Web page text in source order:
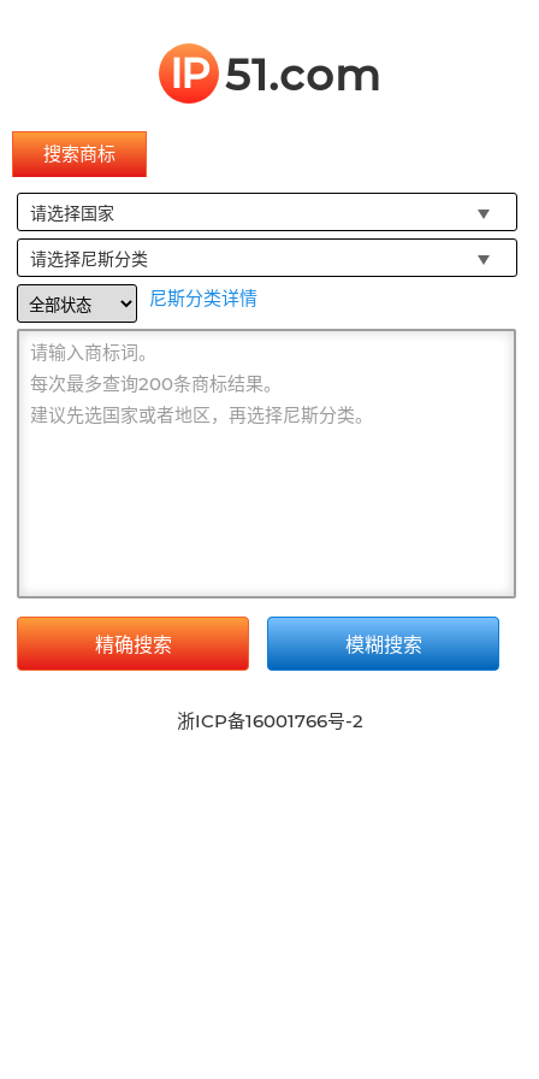
IP 51.com
搜索商标
请选择国家
请选择尼斯分类
尼斯分类详情
精确搜索 模糊搜索
浙ICP备16001766号-2